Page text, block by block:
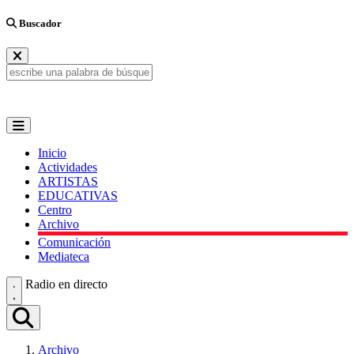
Buscador
Inicio
Actividades
ARTISTAS
EDUCATIVAS
Centro
Archivo
Comunicación
Mediateca
Radio en directo
Archivo